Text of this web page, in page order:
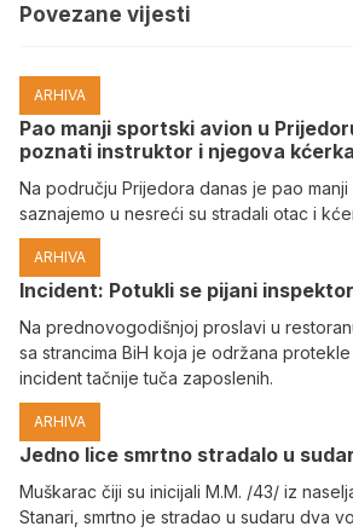
Povezane vijesti
ARHIVA
Pao manji sportski avion u
poznati instruktor i njegova kćerka
Na području Prijedora danas je pao
saznajemo u nesreći su stradali otac i
ARHIVA
Incident: Potukli se pijani
Na prednovogodišnjoj proslavi u
sa strancima BiH koja je održana
incident tačnije tuča zaposlenih.
ARHIVA
Јedno lice smrtno stradalo u
Muškarac čiji su inicijali M.M. /43/ iz
Stanari, smrtno je stradao u sudaru dva